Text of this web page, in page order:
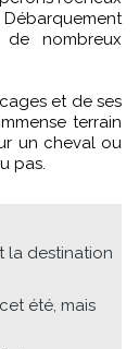
de nombreux
et de ses
terrain
un cheval ou
pas.
la destination
été, mais